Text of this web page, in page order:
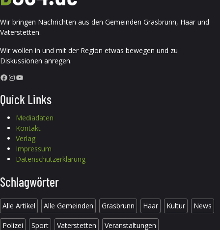
Wir bringen Nachrichten aus den Gemeinden Grasbrunn, Haar und
Vaterstetten.
Wir wollen in und mit der Region etwas bewegen und zu
Diskussionen anregen.
Facebook InstagramYouTube
Quick Links
Mediadaten
Kontakt
Verlag
Impressum
Datenschutzerklärung
Schlagwörter
Alle Artikel Alle Gemeinden Grasbrunn Haar Kultur News
Polizei Sport Vaterstetten Veranstaltungen